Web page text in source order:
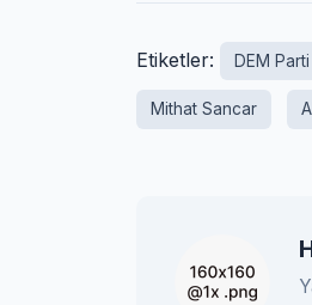
Etiketler: DEM Parti
Mithat Sancar